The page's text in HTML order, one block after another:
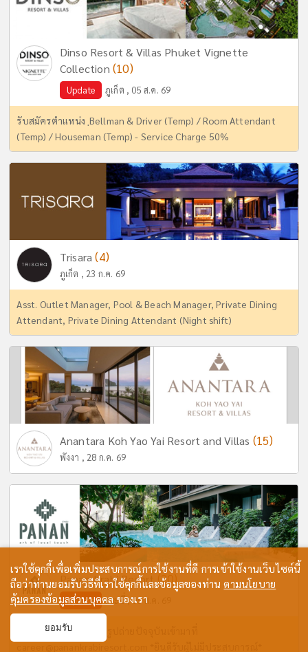
Dinso Resort & Villas Phuket Vignette
Collection (10)
Update ภูเก็ต , 05 ส.ค. 69
รับสมัครตำแหน่ง ฺBellman & Driver (Temp) / Room Attendant
(Temp) / Houseman (Temp) - Service Charge 50%
Trisara(4)
ภูเก็ต , 23 ก.ค. 69
Asst. Outlet Manager, Pool & Beach Manager, Private Dining
Attendant, Private Dining Attendant (Night shift)
Anantara Koh Yao Yai Resort and Villas (15)
พังงา , 28 ก.ค. 69
Panan Krabi Resort(20)
Update กระบี่ , 05 ส.ค. 69
ส่งประวัติส่วนตัวพร้อมรูปถ่ายปัจจุบันเข้ามาที่
เราใช้คุกกี้เพื่อเพิ่มประสบการณ์การใช้งานที่ดี การเข้าใช้งานเว็บไซต์นี้
ถือว่าท่านยอมรับวิธีที่เราใช้คุกกี้และข้อมูลของท่านตามนโยบาย
คุ้มครองข้อมูลส่วนบุคคล ของเรา
ยอมรับ